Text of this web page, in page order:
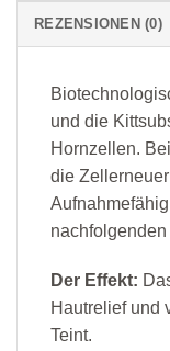
REZENSIONEN (0)
und die
Hornzellen.
die
Der Effekt:
Hautrelief und
Teint.